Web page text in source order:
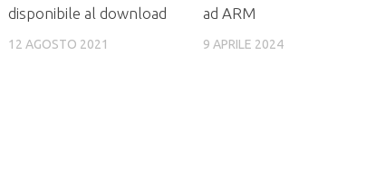
disponibile al download
12 AGOSTO 2021
ad ARM
9 APRILE 2024